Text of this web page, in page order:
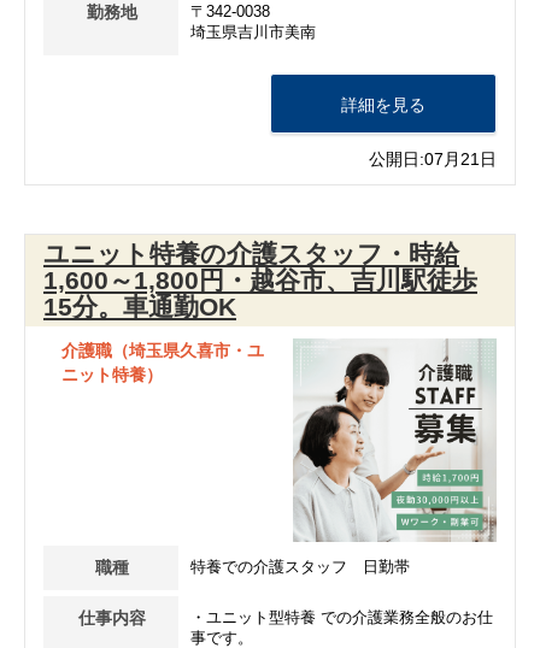
勤務地
〒342-0038
埼玉県吉川市美南
詳細を見る
公開日:07月21日
ユニット特養の介護スタッフ・時給
1,600～1,800円・越谷市、吉川駅徒歩
15分。車通勤OK
介護職（埼玉県久喜市・ユ
ニット特養）
職種 特養での介護スタッフ 日勤帯
仕事内容
・ユニット型特養 での介護業務全般のお仕
事です。